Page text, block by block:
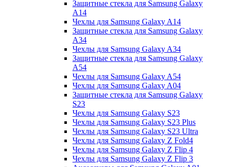
Защитные стекла для Samsung Galaxy
A14
Чехлы для Samsung Galaxy A14
Защитные стекла для Samsung Galaxy
A34
Чехлы для Samsung Galaxy A34
Защитные стекла для Samsung Galaxy
A54
Чехлы для Samsung Galaxy A54
Чехлы для Samsung Galaxy A04
Защитные стекла для Samsung Galaxy
S23
Чехлы для Samsung Galaxy S23
Чехлы для Samsung Galaxy S23 Plus
Чехлы для Samsung Galaxy S23 Ultra
Чехлы для Samsung Galaxy Z Fold4
Чехлы для Samsung Galaxy Z Flip 4
Чехлы для Samsung Galaxy Z Flip 3